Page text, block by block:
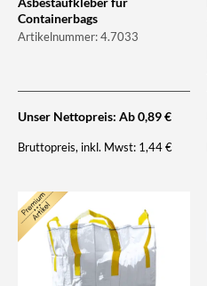
Containerbags
Artikelnummer: 4.7033
Unser Nettopreis: Ab0,89€
Bruttopreis, inkl. Mwst: 1,44€